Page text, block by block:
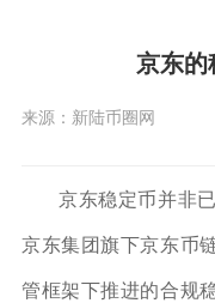
京东的
来源：新陆币圈网
京东稳定币并非
京东集团旗下京东币
管框架下推进的合规